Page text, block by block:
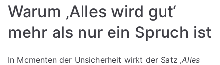
Warum ‚Alles wird gut‘
mehr als nur ein Spruch ist
In Momenten der Unsicherheit wirkt der Satz‚Alles